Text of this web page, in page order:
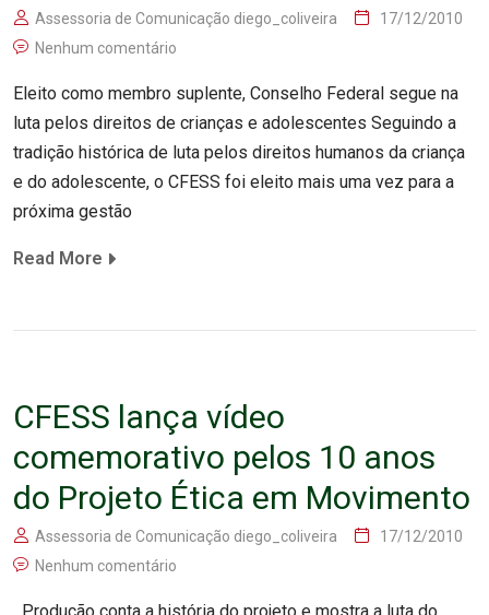
Assessoria de Comunicação diego_coliveira
17/12/2010
Nenhum comentário
Eleito como membro suplente, Conselho Federal segue na
luta pelos direitos de crianças e adolescentes Seguindo a
tradição histórica de luta pelos direitos humanos da criança
e do adolescente, o CFESS foi eleito mais uma vez para a
próxima gestão
Read More
CFESS lança vídeo
comemorativo pelos 10 anos
do Projeto Ética em Movimento
Assessoria de Comunicação diego_coliveira
17/12/2010
Nenhum comentário